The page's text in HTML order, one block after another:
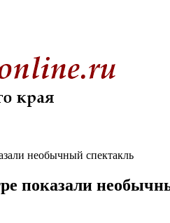
необычный спектакль
показали